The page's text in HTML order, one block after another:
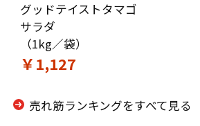
グッドテイストタマゴ
サラダ
（1kg／袋）
￥1,127
売れ筋ランキングをすべて見る